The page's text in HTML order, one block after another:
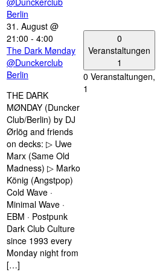
Berlin
31. August @
21:00 - 4:00
The Dark Mønday
@Dunckerclub
Berlin
THE DARK
MØNDAY (Duncker
Club/Berlin) by DJ
Ørlög and friends
on decks: ▷ Uwe
Marx (Same Old
Madness) ▷ Marko
König (Angstpop)
Cold Wave ·
Minimal Wave ·
EBM · Postpunk
Dark Club Culture
since 1993 every
Monday night from
[…]
0
Veranstaltungen
1
0 Veranstaltungen,
1